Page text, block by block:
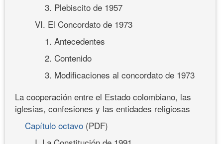
3. Plebiscito de 1957
VI. El Concordato de 1973
1. Antecedentes
2. Contenido
3. Modificaciones al concordato de 1973
La cooperación entre el Estado colombiano, las
iglesias, confesiones y las entidades religiosas
Capítulo octavo (PDF)